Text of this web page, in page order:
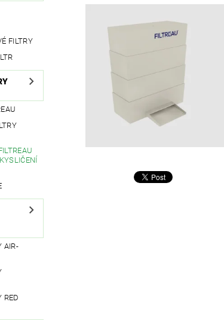
PÉČE O RYBNÍK A KOI – KRMIVA,
MOJE OBJEDNÁVKA
FILTRY
AIR-
RED